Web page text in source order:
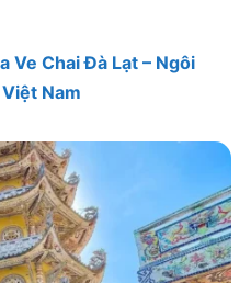
Ve Chai Đà Lạt – Ngôi
Nam